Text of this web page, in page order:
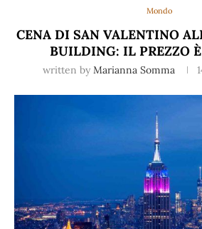
Mondo
CENA DI SAN VALENTINO
BUILDING: IL PREZZO
written by Marianna Somma